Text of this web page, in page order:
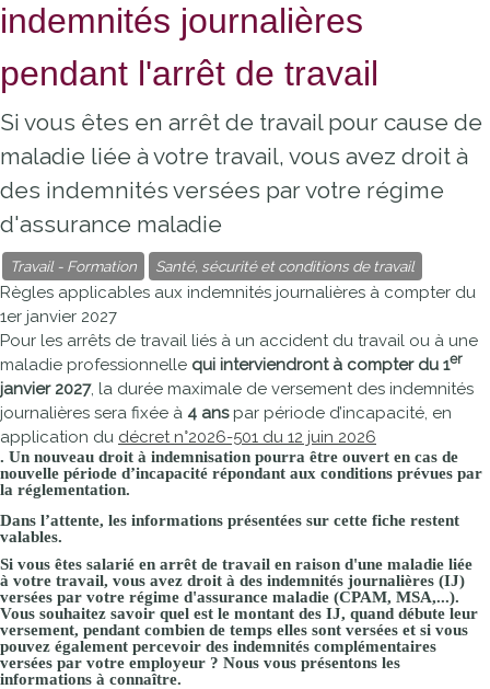
indemnités journalières
pendant l'arrêt de travail
Si vous êtes en arrêt de travail pour cause de
maladie liée à votre travail, vous avez droit à
des indemnités versées par votre régime
d'assurance maladie
Travail - Formation Santé, sécurité et conditions de travail
Règles applicables aux indemnités journalières à compter du
1er janvier 2027
Pour les arrêts de travail liés à un accident du travail ou à une
maladie professionnelle qui interviendront à compter du 1er
janvier 2027, la durée maximale de versement des indemnités
journalières sera fixée à 4 anspar période d’incapacité, en
application du décret n°2026-501 du 12 juin 2026
. Un nouveau droit à indemnisation pourra être ouvert en cas de
nouvelle période d’incapacité répondant aux conditions prévues par
la réglementation.
Dans l’attente, les informations présentées sur cette fiche restent
valables.
Si vous êtes salarié en arrêt de travail en raison d'une maladie liée
à votre travail, vous avez droit à des indemnités journalières (IJ)
versées par votre régime d'assurance maladie (CPAM, MSA,...).
Vous souhaitez savoir quel est le montant des IJ, quand débute leur
versement, pendant combien de temps elles sont versées et si vous
pouvez également percevoir des indemnités complémentaires
versées par votre employeur ? Nous vous présentons les
informations à connaître.